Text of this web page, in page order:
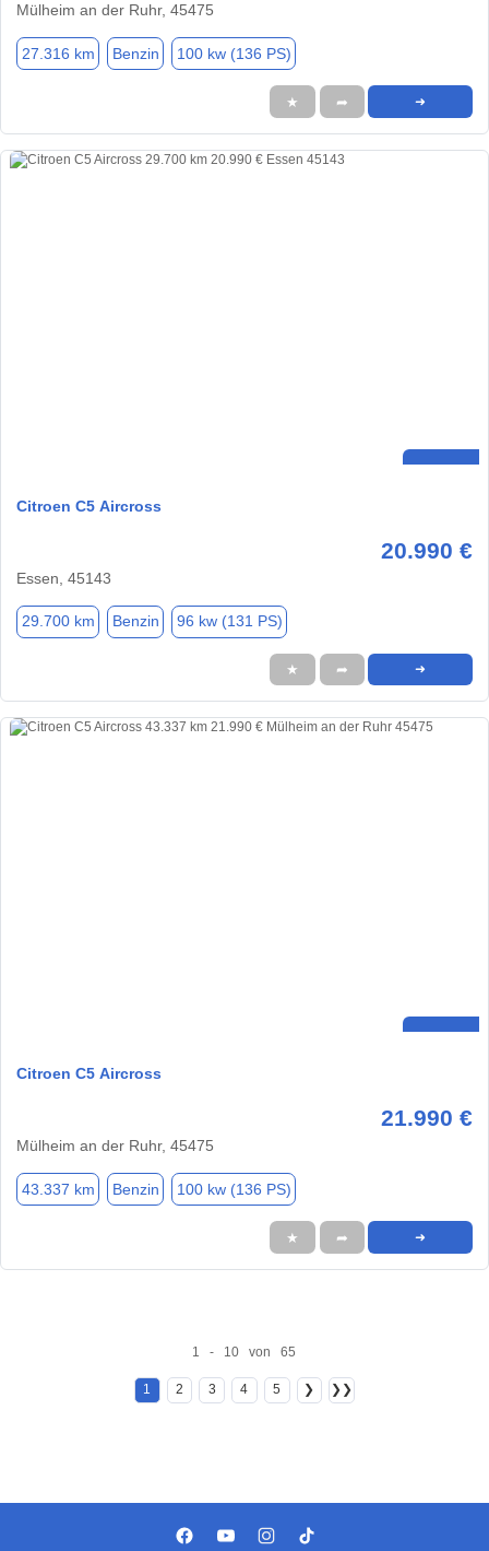
Mülheim an der Ruhr, 45475
27.316 km Benzin 100 kw (136 PS)
★ ➦ ➜
Citroen C5 Aircross
20.990 €
Essen, 45143
29.700 km Benzin 96 kw (131 PS)
★ ➦ ➜
Citroen C5 Aircross
21.990 €
Mülheim an der Ruhr, 45475
43.337 km Benzin 100 kw (136 PS)
★ ➦ ➜
1 - 10 von 65
1 2 3 4 5 ❯ ❯❯